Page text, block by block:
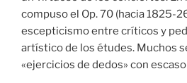
compuso el Op. 70 (hacia 1825-
escepticismo entre críticos y
artístico de los études. Muchos
«ejercicios de dedos» con